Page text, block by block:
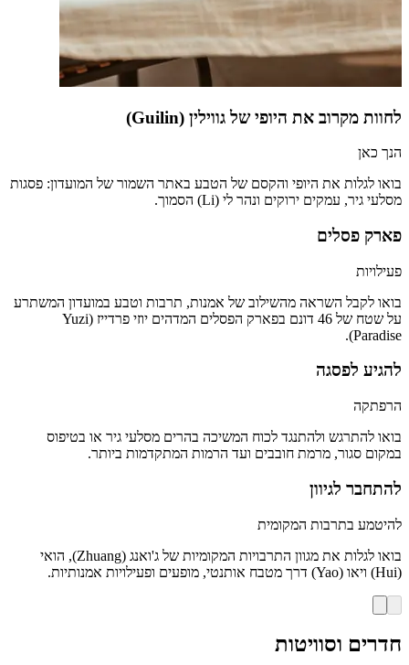
לחוות מקרוב את היופי של גווילין (Guilin)
הנך כאן
בואו לגלות את היופי והקסם של הטבע באתר השמור של המועדון: פסגות
מסלעי גיר, עמקים ירוקים ונהר לי (Li) הסמוך.
פארק פסלים
פעילויות
בואו לקבל השראה מהשילוב של אמנות, תרבות וטבע במועדון המשתרע
על שטח של 46 דונם בפארק הפסלים המדהים יוזי פרדייז (Yuzi
Paradise).
להגיע לפסגה
הרפתקה
בואו להתרגש ולהתנגד לכוח המשיכה בהרים מסלעי גיר או בטיפוס
במקום סגור, מרמת חובבים ועד הרמות המתקדמות ביותר.
להתחבר לגיוון
להיטמע בתרבות המקומית
בואו לגלות את מגוון התרבויות המקומיות של ג'ואנג (Zhuang), הואי
(Hui) ויאו (Yao) דרך מטבח אותנטי, מופעים ופעילויות אמנותיות.
חדרים וסוויטות